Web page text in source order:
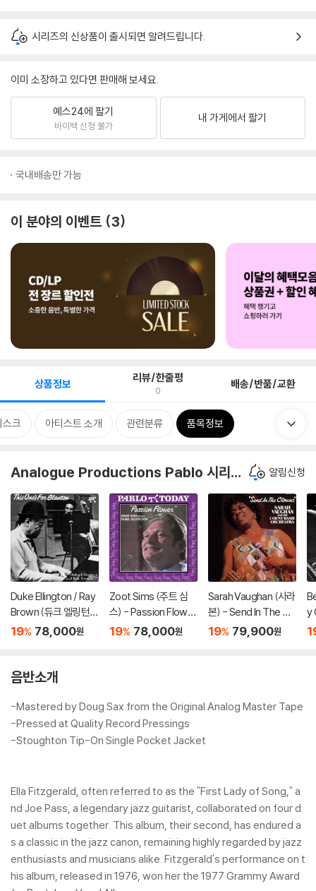
시리즈의 신상품이 출시되면 알려드립니다.
이미 소장하고 있다면 판매해 보세요.
예스24에 팔기
바이백 신청 불가
내 가게에서 팔기
국내배송만 가능
이 분야의 이벤트 3
상품정보 리뷰/한줄평
0 배송/반품/교환
스크 아티스트 소개 관련분류 품목정보
Analogue Productions Pablo 시리즈 알림신청
Duke Ellington / Ray
Brown (듀크 엘링턴 /
레이 브라운) - This O
19% 78,000원
Zoot Sims (주트 심
스) - Passion Flower
(Zoot Sims Plays Du
19% 78,000원
Sarah Vaughan (사라
본) - Send In The Clo
wns [LP]
19% 79,900원
y
&
음반소개
-Mastered by Doug Sax from the Original Analog Master Tape
-Pressed at Quality Record Pressings
-Stoughton Tip-On Single Pocket Jacket
Ella Fitzgerald, often referred to as the "First Lady of Song," a
nd Joe Pass, a legendary jazz guitarist, collaborated on four d
uet albums together. This album, their second, has endured a
s a classic in the jazz canon, remaining highly regarded by jazz
enthusiasts and musicians alike. Fitzgerald's performance on t
his album, released in 1976, won her the 1977 Grammy Award